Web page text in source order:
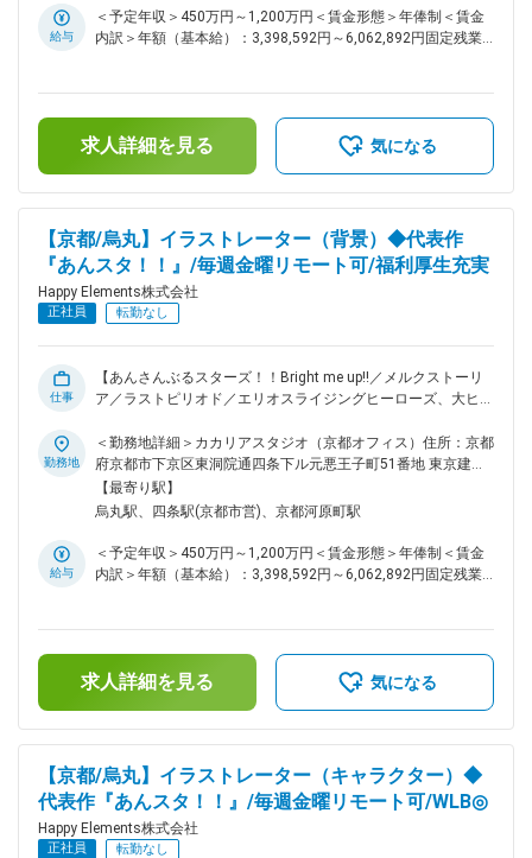
る業務
バックオフィスが5.1%となっています。年齢・性別問わず実
力主義でキャリアアップを目指していただける環境です。リー
ります。 ■抜群の働きやすさ： 毎週金曜日は、各人が集中し
て作業を行うことにフォーカスする『クリエイターズフライデ
ー』とし、働く場所はオフィスでもリモートでもOKとしてい
ます。打合せや会議なども、金曜日には極力いれないようにし
ーク許可制度があり、無理をせずゆっくり休んでいただくこと
を大前提として、自宅での業務実施には支障がないが通勤等が
心身の負担になるといった場合や、女性特有の体調不良にも利
用できます。また、復職サポートにより育休取得率は100%、
子育てをしながら時短で働くママ、パパの育休取得ケースも実
績があります。働きやすい環境を日々追求している結果、離職
や資料・技術書の購入なども積極的に行っています。挑戦し成
長できる機会の創出のため、アプリ・コンテンツ開発を行う独
制度』があります。許可を得て、業務時間の一部をサブプロジ
ェクトに充てることができます。また、社内ルールに沿ってい
れば、副業が認められます。個人での作品制作など、副業でも
活躍している社員もいます。 ※その他ユニークな福利厚生が
多数です！ 変更の範囲：会社の定める業務
給与
＜予定年収＞450万円～1,200万円＜賃金形態＞年俸制＜賃金
内訳＞年額（基本給）：3,398,592円～6,062,892円固定残業
有無＞有＜残業手当＞有＜給与補足＞※経験・能力等を考慮の
上、当社規定により決定します。■昇級：あり■インセンティ
ブ：会社業績に応じて年1回支給します。賃金はあくまでも目
給(月額)は固定手当を含めた表記です。
求人詳細を見る 気になる
【京都/烏丸】イラストレーター（背景）◆代表作
『あんスタ！！』/毎週金曜リモート可/福利厚生充実
Happy Elements株式会社
正社員 転勤なし
仕事
【あんさんぶるスターズ！！Bright me up!!／メルクストーリ
ア／ラストピリオド／エリオスライジングヒーローズ、大ヒッ
・2D背景イラスト全般の制作 ・アートディレクション業務 ■
組織風土： 在籍社員は男性が4割・女性が6割を占め、職種構
成では、エンジニアが15.7%・デザイナーが43.7%・プランナ
ーが32.8%・その他開発職が2.7%・バックオフィスが5.1%と
目指していただける環境です。リーダー職（部門や部門内のセ
クションの統括を行う役割）の平均年齢は37.5歳、最年少では
カスする『クリエイターズフライデー』とし、働く場所はオフ
ィスでもリモートでもOKとしています。打合せや会議など
も、金曜日には極力いれないようにしています。体調不良時に
おける月1回を上限としたリモートワーク許可制度があり、無
の業務実施には支障がないが通勤等が心身の負担になるといっ
た場合や、女性特有の体調不良にも利用できます。また、復職
サポートにより育休取得率は100%、子育てをしながら時短で
働くママ、パパの育休取得ケースも実績があります。働きやす
い環境を日々追求している結果、離職率は7.85%です。 ■独自
のスキルアップ支援制度： 特定の資格に合格した場合、その
勤務地
＜勤務地詳細＞カカリアスタジオ（京都オフィス）住所：京都
府京都市下京区東洞院通四条下ル元悪王子町51番地 東京建物
四条烏丸ビル EAST4階勤務地最寄駅：阪急京都線／烏丸駅受
動喫煙対策：屋内全面禁煙変更の範囲：会社の定める事業所
【最寄り駅】
烏丸駅、四条駅(京都市営)、京都河原町駅
給与
＜予定年収＞450万円～1,200万円＜賃金形態＞年俸制＜賃金
内訳＞年額（基本給）：3,398,592円～6,062,892円固定残業
有無＞有＜残業手当＞有＜給与補足＞※経験・能力等を考慮の
上、当社規定により決定します。■昇級：あり■インセンティ
ブ：会社業績に応じて年1回支給します。賃金はあくまでも目
給(月額)は固定手当を含めた表記です。
求人詳細を見る 気になる
【京都/烏丸】イラストレーター（キャラクター）◆
代表作『あんスタ！！』/毎週金曜リモート可/WLB◎
Happy Elements株式会社
正社員 転勤なし